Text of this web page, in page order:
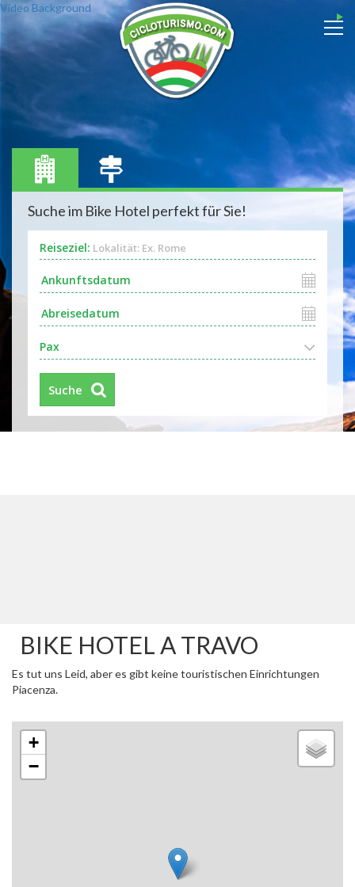
Video Background
Suche im Bike Hotel perfekt für Sie!
Reiseziel: Lokalität: Ex. Rome
Pax
Suche
BIKE HOTEL A TRAVO
Es tut uns Leid, aber es gibt keine touristischen Einrichtungen
Piacenza.
+
−